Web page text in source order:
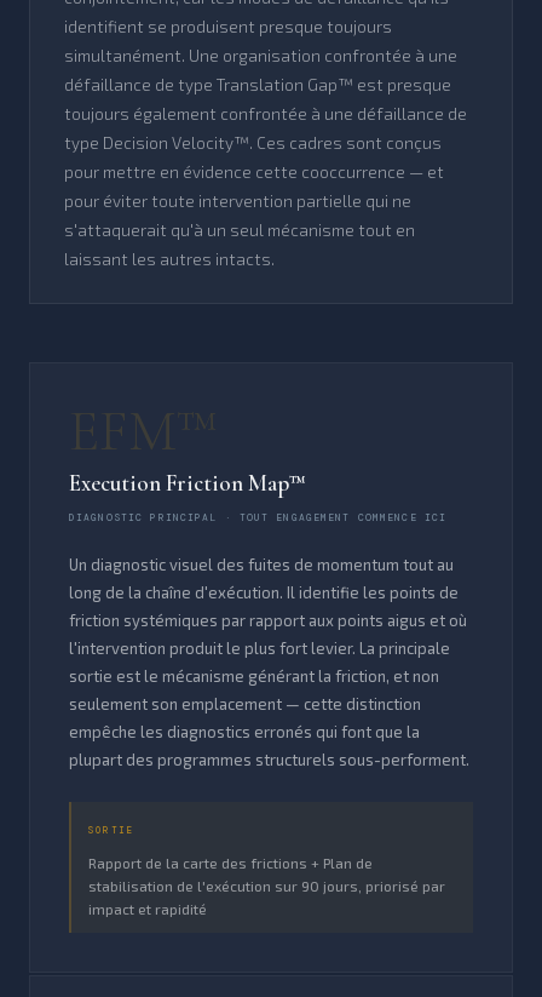
identifient se produisent presque toujours
simultanément. Une organisation confrontée à une
défaillance de type Translation Gap™ est presque
toujours également confrontée à une défaillance de
type Decision Velocity™. Ces cadres sont conçus
pour mettre en évidence cette cooccurrence — et
pour éviter toute intervention partielle qui ne
s'attaquerait qu'à un seul mécanisme tout en
laissant les autres intacts.
EFM™
Execution Friction Map™
DIAGNOSTIC PRINCIPAL · TOUT ENGAGEMENT COMMENCE ICI
Un diagnostic visuel des fuites de momentum tout au
long de la chaîne d'exécution. Il identifie les points de
friction systémiques par rapport aux points aigus et où
l'intervention produit le plus fort levier. La principale
sortie est le mécanisme générant la friction, et non
seulement son emplacement — cette distinction
empêche les diagnostics erronés qui font que la
plupart des programmes structurels sous-performent.
SORTIE
Rapport de la carte des frictions + Plan de
stabilisation de l'exécution sur 90 jours, priorisé par
impact et rapidité